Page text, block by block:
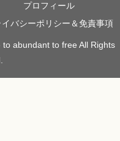
プロフィール
イバシーポリシー＆免責事項
abundant to free All Rights